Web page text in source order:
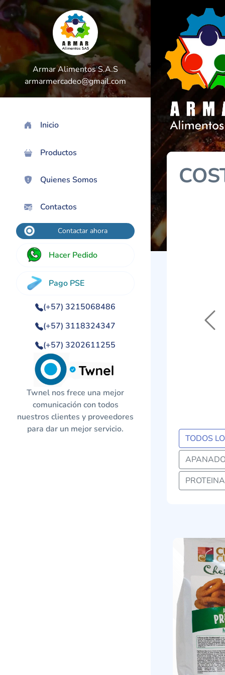
Armar Alimentos S.A.S
armarmercadeo@gmail.com
Inicio
Productos
Quienes Somos
Contactos
Contactar ahora
Hacer Pedido
Pago PSE
(+57) 3215068486
(+57) 3118324347
(+57) 3202611255
Twnel nos frece una mejor
comunicación con todos
nuestros clientes y proveedores
para dar un mejor servicio.
>
TODOS